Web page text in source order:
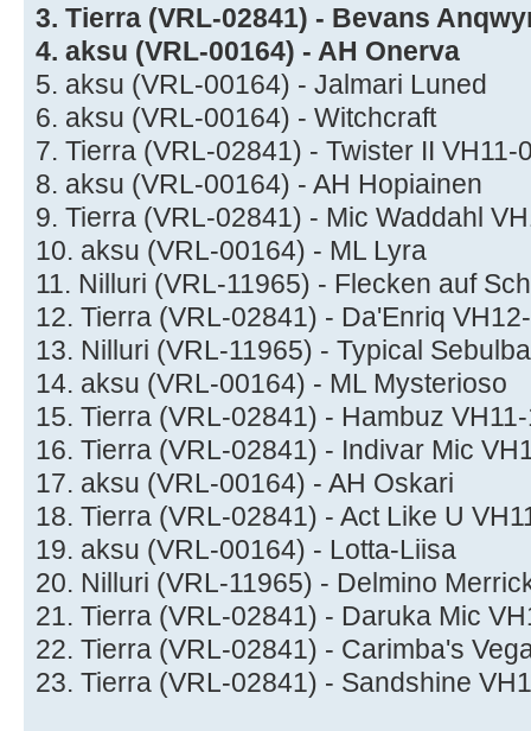
3. Tierra (VRL-02841) - Bevans
4. aksu (VRL-00164) - AH Onerva
5. aksu (VRL-00164) - Jalmari Luned
6. aksu (VRL-00164) - Witchcraft
7. Tierra (VRL-02841) - Twister II VH11-
8. aksu (VRL-00164) - AH Hopiainen
9. Tierra (VRL-02841) - Mic Waddahl
10. aksu (VRL-00164) - ML Lyra
11. Nilluri (VRL-11965) - Flecken auf
12. Tierra (VRL-02841) - Da'Enriq
13. Nilluri (VRL-11965) - Typical
14. aksu (VRL-00164) - ML Mysterioso
15. Tierra (VRL-02841) - Hambuz
16. Tierra (VRL-02841) - Indivar Mic
17. aksu (VRL-00164) - AH Oskari
18. Tierra (VRL-02841) - Act Like U
19. aksu (VRL-00164) - Lotta-Liisa
20. Nilluri (VRL-11965) - Delmino
21. Tierra (VRL-02841) - Daruka Mic
22. Tierra (VRL-02841) - Carimba's
23. Tierra (VRL-02841) - Sandshine